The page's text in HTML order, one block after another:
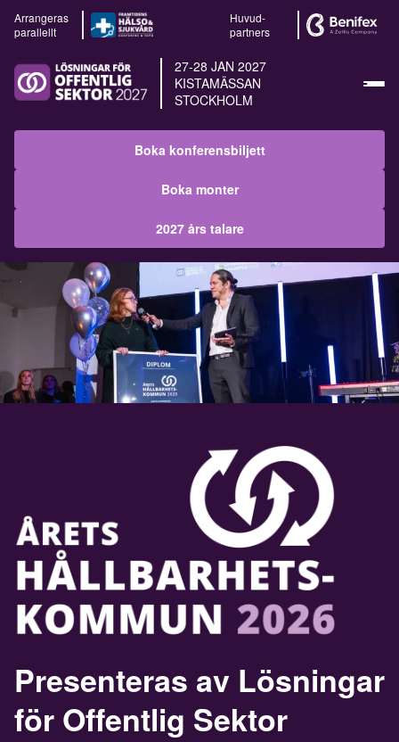
Arrangeras
parallellt
Huvud-
partners
27-28 JAN 2027
KISTAMÄSSAN
STOCKHOLM
Boka konferensbiljett
Boka monter
2027 års talare
Presenteras av Lösningar
för Offentlig Sektor